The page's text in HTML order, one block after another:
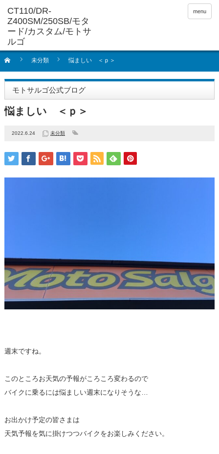
menu
未分類 悩ましい ＜ｐ＞
モトサルゴ公式ブログ
悩ましい ＜ｐ＞
2022.6.24 未分類
週末ですね。
このところお天気の予報がころころ変わるので
バイクに乗るには悩ましい週末になりそうな…
お出かけ予定の皆さまは
天気予報を気に掛けつつバイクをお楽しみください。